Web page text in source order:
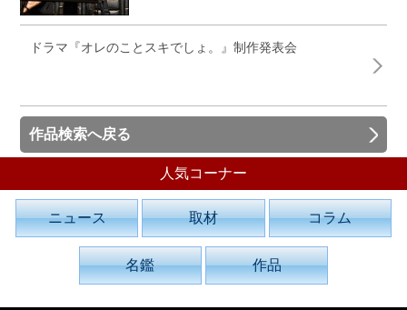
ドラマ『オレのことスキでしょ。』制作発表会
作品検索へ戻る
人気コーナー
ニュース 取材 コラム
名鑑 作品